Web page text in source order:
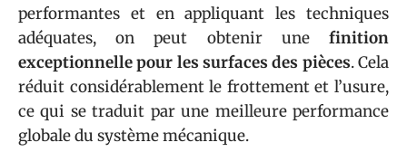
performantes et en appliquant les techniques
adéquates, on peut obtenir une finition
exceptionnelle pour les surfaces des pièces. Cela
réduit considérablement le frottement et l’usure,
ce qui se traduit par une meilleure performance
globale du système mécanique.